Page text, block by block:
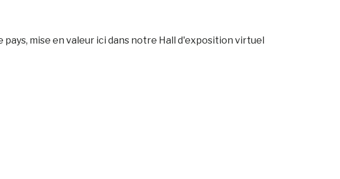
mise en valeur ici dans notre Hall d'exposition virtuel